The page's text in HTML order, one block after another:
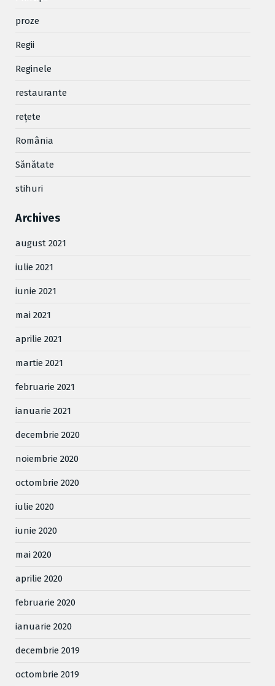
proze
Regii
Reginele
restaurante
reţete
România
Sănătate
stihuri
Archives
august 2021
iulie 2021
iunie 2021
mai 2021
aprilie 2021
martie 2021
februarie 2021
ianuarie 2021
decembrie 2020
noiembrie 2020
octombrie 2020
iulie 2020
iunie 2020
mai 2020
aprilie 2020
februarie 2020
ianuarie 2020
decembrie 2019
octombrie 2019